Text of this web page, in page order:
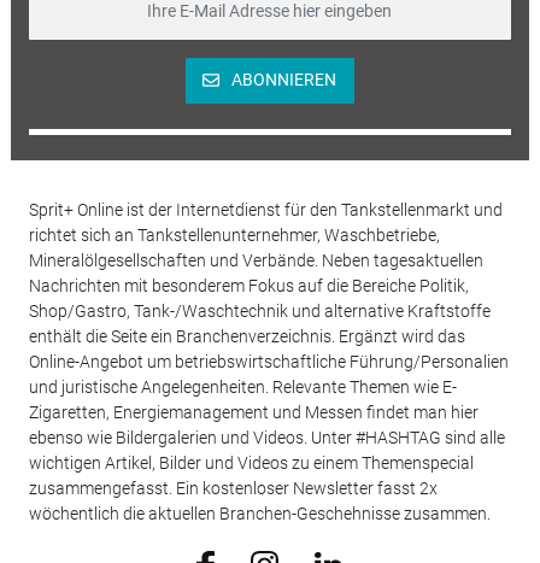
ABONNIEREN
Sprit+ Online ist der Internetdienst für den Tankstellenmarkt und
richtet sich an Tankstellenunternehmer, Waschbetriebe,
Mineralölgesellschaften und Verbände. Neben tagesaktuellen
Nachrichten mit besonderem Fokus auf die Bereiche Politik,
Shop/Gastro, Tank-/Waschtechnik und alternative Kraftstoffe
enthält die Seite ein Branchenverzeichnis. Ergänzt wird das
Online-Angebot um betriebswirtschaftliche Führung/Personalien
und juristische Angelegenheiten. Relevante Themen wie E-
Zigaretten, Energiemanagement und Messen findet man hier
ebenso wie Bildergalerien und Videos. Unter #HASHTAG sind alle
wichtigen Artikel, Bilder und Videos zu einem Themenspecial
zusammengefasst. Ein kostenloser Newsletter fasst 2x
wöchentlich die aktuellen Branchen-Geschehnisse zusammen.